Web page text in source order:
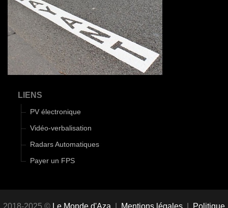
LIENS
PV électronique
Vidéo-verbalisation
Radars Automatiques
Payer un FPS